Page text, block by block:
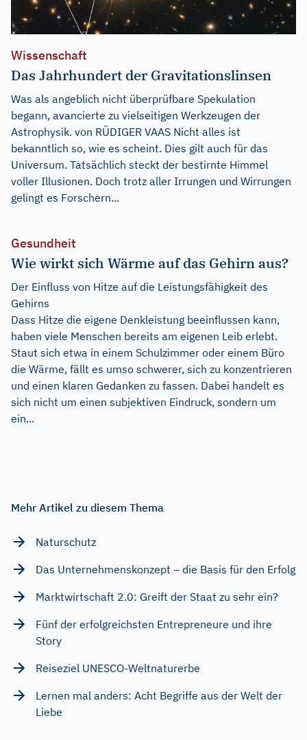
Wissenschaft
Das Jahrhundert der Gravitationslinsen
Was als angeblich nicht überprüfbare Spekulation
begann, avancierte zu vielseitigen Werkzeugen der
Astrophysik. von RÜDIGER VAAS Nicht alles ist
bekanntlich so, wie es scheint. Dies gilt auch für das
Universum. Tatsächlich steckt der bestirnte Himmel
voller Illusionen. Doch trotz aller Irrungen und Wirrungen
gelingt es Forschern...
Gesundheit
Wie wirkt sich Wärme auf das Gehirn aus?
Der Einfluss von Hitze auf die Leistungsfähigkeit des
Gehirns
Dass Hitze die eigene Denkleistung beeinflussen kann,
haben viele Menschen bereits am eigenen Leib erlebt.
Staut sich etwa in einem Schulzimmer oder einem Büro
die Wärme, fällt es umso schwerer, sich zu konzentrieren
und einen klaren Gedanken zu fassen. Dabei handelt es
sich nicht um einen subjektiven Eindruck, sondern um
ein...
Mehr Artikel zu diesem Thema
Naturschutz
Das Unternehmenskonzept – die Basis für den Erfolg
Marktwirtschaft 2.0: Greift der Staat zu sehr ein?
Fünf der erfolgreichsten Entrepreneure und ihre
Story
Reiseziel UNESCO-Weltnaturerbe
Lernen mal anders: Acht Begriffe aus der Welt der
Liebe